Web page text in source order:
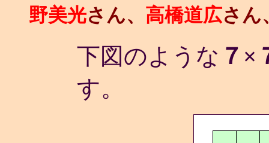
野美光さん、 高橋道広さん
下図のような ７×
す。